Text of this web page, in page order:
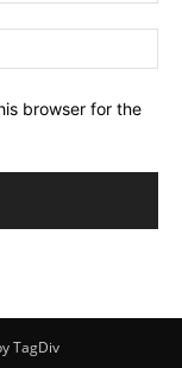
browser for the
TagDiv